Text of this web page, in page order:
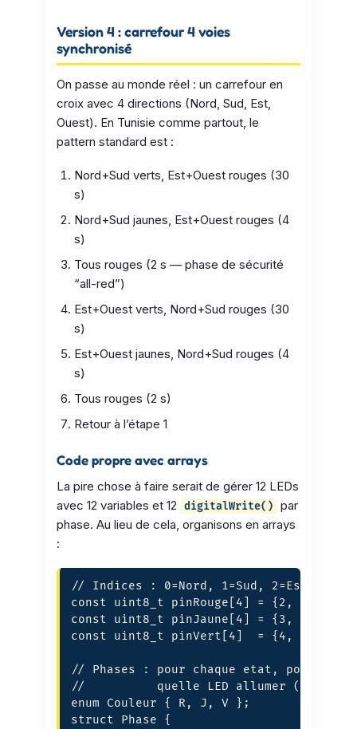
Version 4 : carrefour 4 voies
synchronisé
On passe au monde réel : un carrefour en
croix avec 4 directions (Nord, Sud, Est,
Ouest). En Tunisie comme partout, le
pattern standard est :
Nord+Sud verts, Est+Ouest rouges (30
s)
Nord+Sud jaunes, Est+Ouest rouges (4
s)
Tous rouges (2 s — phase de sécurité
“all-red”)
Est+Ouest verts, Nord+Sud rouges (30
s)
Est+Ouest jaunes, Nord+Sud rouges (4
s)
Tous rouges (2 s)
Retour à l’étape 1
Code propre avec arrays
La pire chose à faire serait de gérer 12 LEDs
avec 12 variables et 12
digitalWrite()
par
phase. Au lieu de cela, organisons en arrays
:
// Indices : 0=Nord, 1=Sud, 2=Est,
const uint8_t pinRouge[4] = {2, 5, 8,
const uint8_t pinJaune[4] = {3, 6, 9,
const uint8_t pinVert[4]  = {4, 7, 10,
// Phases : pour chaque etat, pour
//          quelle LED allumer (R, J, V)
enum Couleur { R, J, V };
struct Phase {